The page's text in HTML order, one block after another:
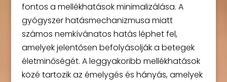
fontos a mellékhatások minimalizálása. A
gyógyszer hatásmechanizmusa miatt
számos nemkívánatos hatás léphet fel,
amelyek jelentősen befolyásolják a betegek
életminőségét. A leggyakoribb mellékhatások
közé tartozik az émelygés és hányás, amelyek